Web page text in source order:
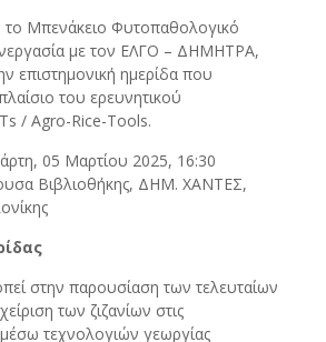
το Μπενάκειο Φυτοπαθολογικό
με τον ΕΛΓΟ – ΔΗΜΗΤΡΑ,
επιστημονική ημερίδα που
του ερευνητικού
/ Agro-Rice-Tools.
05 Μαρτίου 2025, 16:30
Βιβλιοθήκης, ΔΗΜ. ΧΑΝΤΕΣ,
στην παρουσίαση των τελευταίων
των ζιζανίων στις
μέσω τεχνολογιών γεωργίας